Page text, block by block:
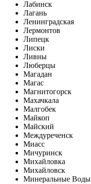
Лабинск
Лагань
Ленинградская
Лермонтов
Липецк
Лиски
Ливны
Люберцы
Магадан
Магас
Магнитогорск
Махачкала
Малгобек
Майкоп
Майский
Междуреченск
Миасс
Мичуринск
Михайловка
Михайловск
Минеральные Воды